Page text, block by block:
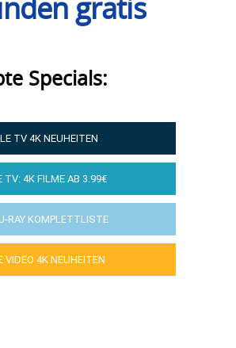
gratis
Specials:
TV 4K NEUHEITEN
TV: 4K FILME AB 3.99€
RAY KOMPLETTLISTE
VIDEO 4K NEUHEITEN